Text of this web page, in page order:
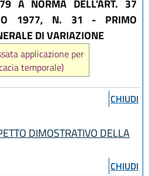
A NORMA DELL'ART. 37
1977, N. 31 - PRIMO
DI VARIAZIONE
applicazione per
temporale)
CHIUDI
DIMOSTRATIVO DELLA
CHIUDI